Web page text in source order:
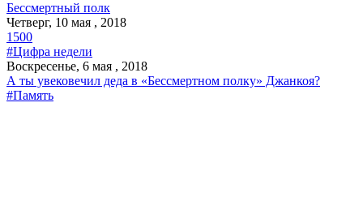
Бессмертный полк
Четверг, 10 мая , 2018
1500
#Цифра недели
Воскресенье, 6 мая , 2018
А ты увековечил деда в «Бессмертном полку» Джанкоя?
#Память